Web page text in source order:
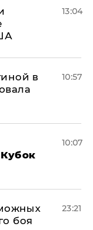
13:04
в
10:57
10:07
боя
23:21